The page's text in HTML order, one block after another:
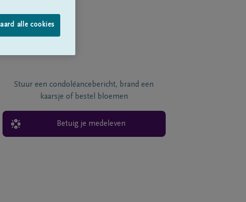
Stuur een condoléancebericht, brand een
kaarsje of bestel bloemen
Betuig je medeleven
alle cookies